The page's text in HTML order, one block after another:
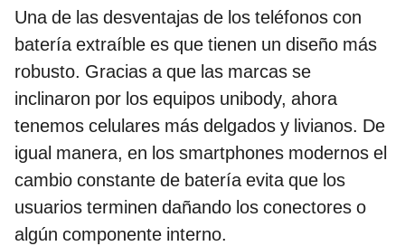
Una de las desventajas de los teléfonos con
batería extraíble es que tienen un diseño más
robusto. Gracias a que las marcas se
inclinaron por los equipos unibody, ahora
tenemos celulares más delgados y livianos. De
igual manera, en los smartphones modernos el
cambio constante de batería evita que los
usuarios terminen dañando los conectores o
algún componente interno.